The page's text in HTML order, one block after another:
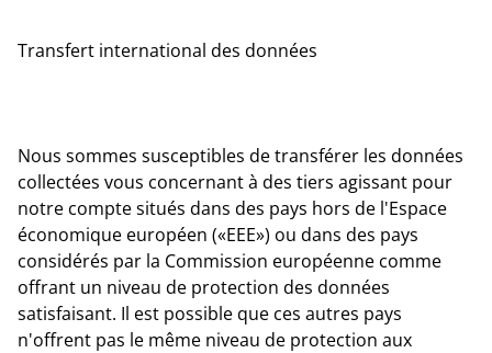
Transfert international des données
Nous sommes susceptibles de transférer les données
collectées vous concernant à des tiers agissant pour
notre compte situés dans des pays hors de l'Espace
économique européen («EEE») ou dans des pays
considérés par la Commission européenne comme
offrant un niveau de protection des données
satisfaisant. Il est possible que ces autres pays
n'offrent pas le même niveau de protection aux